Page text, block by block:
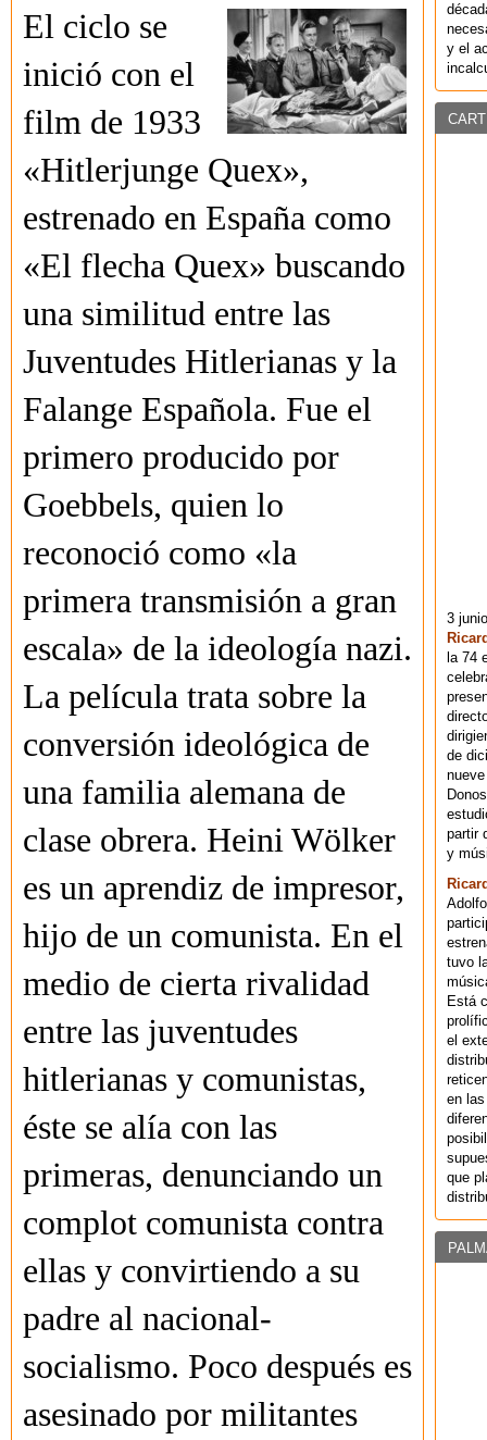
El ciclo se
inició con el
film de 1933
«Hitlerjunge Quex»,
estrenado en España como
«El flecha Quex» buscando
una similitud entre las
Juventudes Hitlerianas y la
Falange Española. Fue el
primero producido por
Goebbels, quien lo
reconoció como «la
primera transmisión a gran
escala» de la ideología nazi.
La película trata sobre la
conversión ideológica de
una familia alemana de
clase obrera. Heini Wölker
es un aprendiz de impresor,
hijo de un comunista. En el
medio de cierta rivalidad
entre las juventudes
hitlerianas y comunistas,
éste se alía con las
primeras, denunciando un
complot comunista contra
ellas y convirtiendo a su
padre al nacional-
socialismo. Poco después es
asesinado por militantes
y el
3
la 74
de
partir
y
tuvo
Está
el
en
que